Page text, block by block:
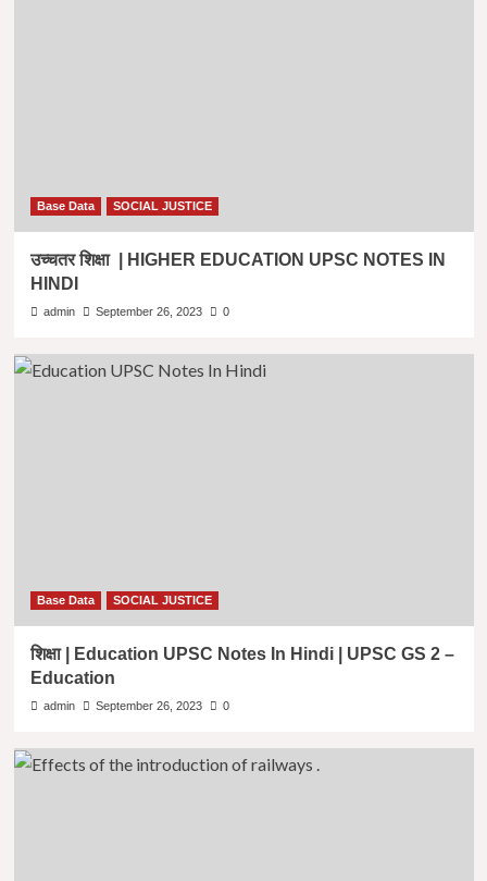
Base Data SOCIAL JUSTICE
उच्चतर शिक्षा | HIGHER EDUCATION UPSC NOTES IN
HINDI
admin September 26, 2023 0
Base Data SOCIAL JUSTICE
शिक्षा | Education UPSC Notes In Hindi | UPSC GS 2 –
Education
admin September 26, 2023 0